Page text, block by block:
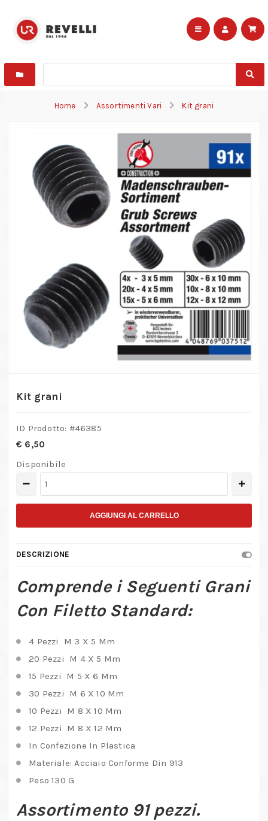
Home Assortimenti Vari Kit grani
Kit grani
ID Prodotto: #46385
€ 6,50
Disponibile
AGGIUNGI AL CARRELLO
DESCRIZIONE
Comprende i Seguenti Grani
Con Filetto Standard:
4 Pezzi M 3 X 5 Mm
20 Pezzi M 4 X 5 Mm
15 Pezzi M 5 X 6 Mm
30 Pezzi M 6 X 10 Mm
10 Pezzi M 8 X 10 Mm
12 Pezzi M 8 X 12 Mm
In Confezione In Plastica
Materiale: Acciaio Conforme Din 913
Peso 130 G
Assortimento 91 pezzi.